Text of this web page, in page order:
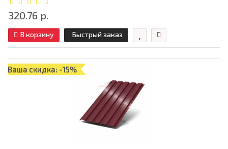
320.76 р.
В корзину Быстрый заказ
Ваша скидка: -15%